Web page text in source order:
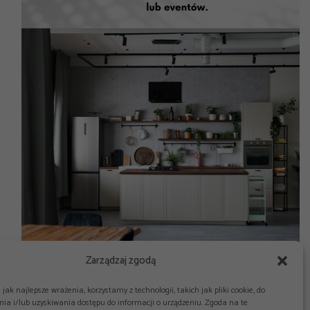
Zarządzaj zgodą
jak najlepsze wrażenia, korzystamy z technologii, takich jak pliki cookie, do
i/lub uzyskiwania dostępu do informacji o urządzeniu. Zgoda na te